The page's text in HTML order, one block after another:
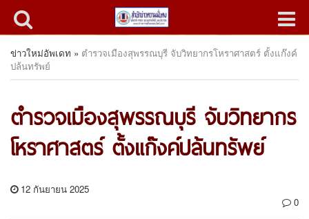
ข่าวใหม่อัพเดท » ตำรวจเมืองสุพรรณบุรี จับวิทยากรโหราศาสตร์ ตั้งแก๊งค์
ปล้นทรัพย์
ตำรวจเมืองสุพรรณบุรี จับวิทยากร
โหราศาสตร์ ตั้งแก๊งค์ปล้นทรัพย์
12 กันยายน 2025
0